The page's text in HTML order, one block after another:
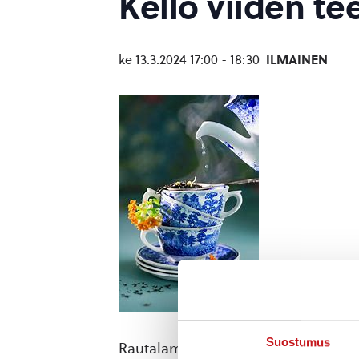
Suostumus
ke 13.3.2024 17:00 - 18:30 ILMAINEN
Rautalammin Marttojen järjestämä